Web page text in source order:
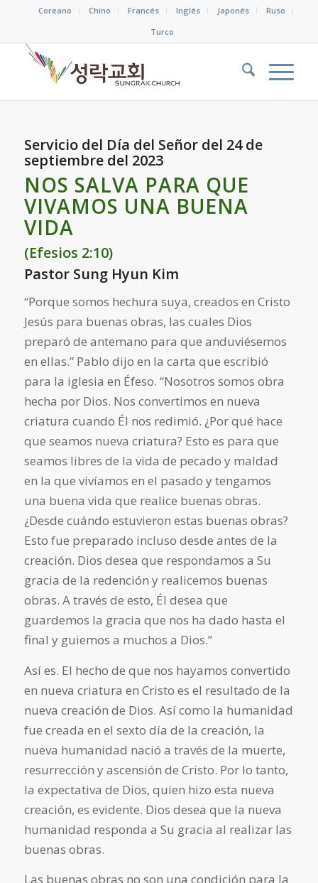
Coreano Chino Francés Inglés Japonés
Ruso
Turco
Servicio del Día del Señor del 24 de
septiembre del 2023
NOS SALVA PARA QUE
VIVAMOS UNA BUENA
VIDA
(Efesios 2:10)
Pastor Sung Hyun Kim
“Porque somos hechura suya, creados en Cristo
Jesús para buenas obras, las cuales Dios
preparó de antemano para que anduviésemos
en ellas.” Pablo dijo en la carta que escribió
para la iglesia en Éfeso. “Nosotros somos obra
hecha por Dios. Nos convertimos en nueva
criatura cuando Él nos redimió. ¿Por qué hace
que seamos nueva criatura? Esto es para que
seamos libres de la vida de pecado y maldad
en la que vivíamos en el pasado y tengamos
una buena vida que realice buenas obras.
¿Desde cuándo estuvieron estas buenas obras?
Esto fue preparado incluso desde antes de la
creación. Dios desea que respondamos a Su
gracia de la redención y realicemos buenas
obras. A través de esto, Él desea que
guardemos la gracia que nos ha dado hasta el
final y guiemos a muchos a Dios.”
Así es. El hecho de que nos hayamos convertido
en nueva criatura en Cristo es el resultado de la
nueva creación de Dios. Así como la humanidad
fue creada en el sexto día de la creación, la
nueva humanidad nació a través de la muerte,
resurrección y ascensión de Cristo. Por lo tanto,
la expectativa de Dios, quien hizo esta nueva
creación, es evidente. Dios desea que la nueva
humanidad responda a Su gracia al realizar las
buenas obras.
Las buenas obras no son una condición para la